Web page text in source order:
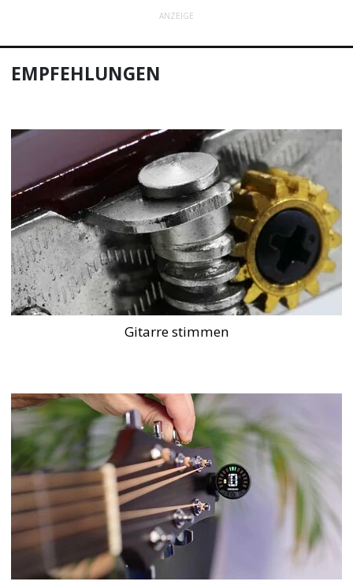
ANZEIGE
EMPFEHLUNGEN
Gitarre stimmen